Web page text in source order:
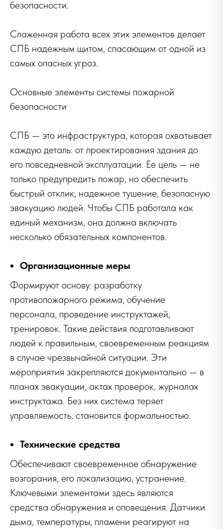
безопасности.
Слаженная работа всех этих элементов делает
СПБ надежным щитом, спасающим от одной из
самых опасных угроз.
Основные элементы системы пожарной
безопасности
СПБ — это инфраструктура, которая охватывает
каждую деталь: от проектирования здания до
его повседневной эксплуатации. Ее цель — не
только предупредить пожар, но обеспечить
быстрый отклик, надежное тушение, безопасную
эвакуацию людей. Чтобы СПБ работала как
единый механизм, она должна включать
несколько обязательных компонентов.
Организационные меры
Формируют основу: разработку
противопожарного режима, обучение
персонала, проведение инструктажей,
тренировок. Такие действия подготавливают
людей к правильным, своевременным реакциям
в случае чрезвычайной ситуации. Эти
мероприятия закрепляются документально — в
планах эвакуации, актах проверок, журналах
инструктажа. Без них система теряет
управляемость, становится формальностью.
Технические средства
Обеспечивают своевременное обнаружение
возгорания, его локализацию, устранение.
Ключевыми элементами здесь являются
средства обнаружения и оповещения. Датчики
дыма, температуры, пламени реагируют на